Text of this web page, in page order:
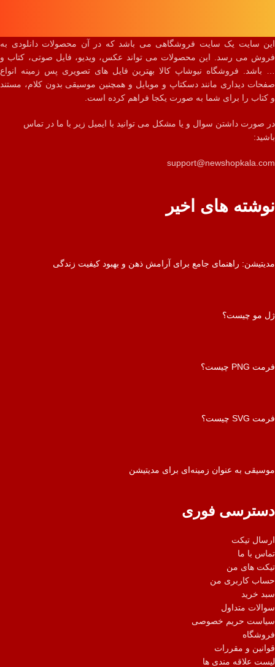
این سایت یک سایت فروشگاهی می باشد که در آن محصولات دانلودی به
فروش می رسد. این محصولات می تواند عکس، ویدیو، فایل صوتی، کتاب و
… باشد. فروشگاه نیوشاپ کالا بهترین فایل های تصویری پس زمینه انواع
صفحات دیداری مانند دسکتاپ و موبایل و همچنین موسیقی بدون کلام، مستند
و کتاب را برای شما به صورت یکجا فراهم کرده است.
در صورت داشتن سوال و یا مشکل می توانید با ایمیل زیر با ما در تماس
باشید:
support@newshopkala.com
نوشته های اخیر
مدیتیشن: راهنمای جامع برای آرامش ذهن و بهبود کیفیت زندگی
ژل مو چیست؟
فرمت PNG چیست؟
فرمت SVG چیست؟
موسیقی به عنوان زمینه‌ای برای مدیتیشن
دسترسی فوری
ارسال تیکت
تماس با ما
تیکت های من
حساب کاربری من
سبد خرید
سوالات متداول
سیاست حریم خصوصی
فروشگاه
قوانین و مقررات
لیست علاقه مندی ها